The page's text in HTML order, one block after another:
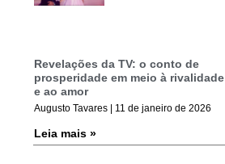
Revelações da TV: o conto de
prosperidade em meio à rivalidade
e ao amor
Augusto Tavares 11 de janeiro de 2026
Leia mais »